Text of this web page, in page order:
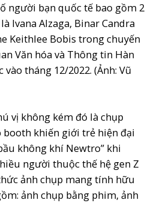
người bạn quốc tế bao gồm 2
Ivana Alzaga, Binar Candra
Keithlee Bobis trong chuyến
Văn hóa và Thông tin Hàn
vào tháng 12/2022. (Ảnh: Vũ
vị không kém đó là chụp
khiến giới trẻ hiện đại
không khí Newtro” khi
người thuộc thế hệ gen Z
ảnh chụp mang tính hữu
ảnh chụp bằng phim, ảnh